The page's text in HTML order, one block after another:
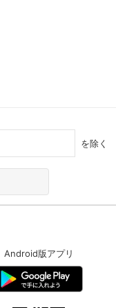
を除く
Android版アプリ